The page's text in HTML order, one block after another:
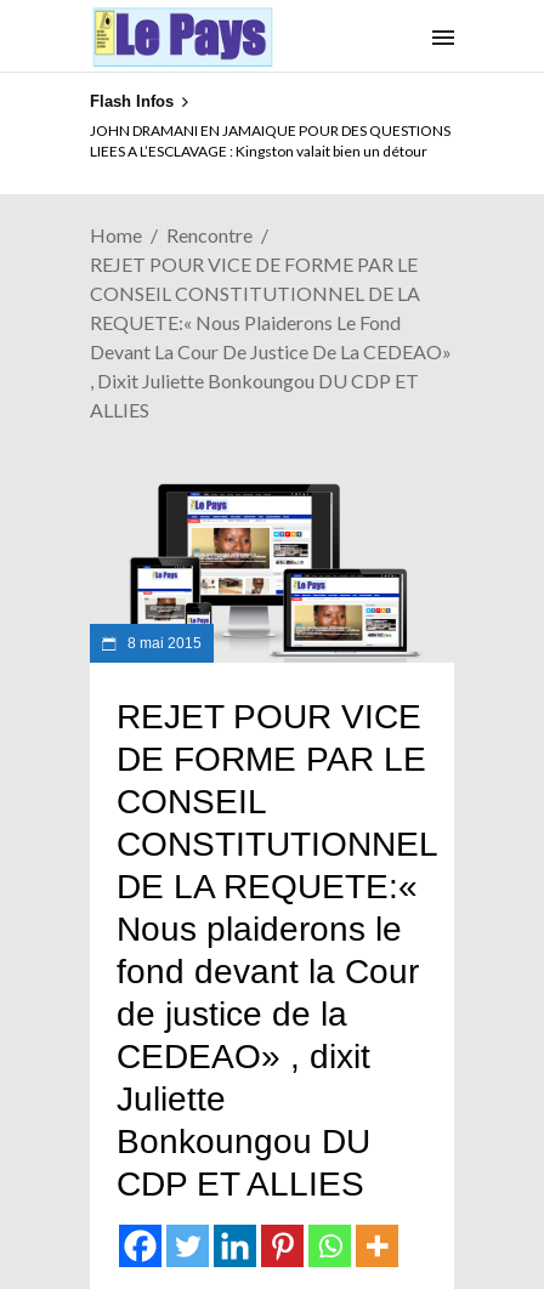
Flash Infos
ELECTION DE TALON A LA TETE DU SENAT BENINOIS :
Quand Patrice quitte le pouvoir sans partir !
Home
Rencontre
REJET POUR VICE DE FORME PAR LE
CONSEIL CONSTITUTIONNEL DE LA
REQUETE:« Nous Plaiderons Le Fond
Devant La Cour De Justice De La CEDEAO»
, Dixit Juliette Bonkoungou DU CDP ET
ALLIES
8 mai 2015
REJET POUR VICE
DE FORME PAR LE
CONSEIL
CONSTITUTIONNEL
DE LA REQUETE:«
Nous plaiderons le
fond devant la Cour
de justice de la
CEDEAO» , dixit
Juliette
Bonkoungou DU
CDP ET ALLIES